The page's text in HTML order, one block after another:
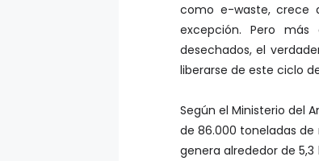
como e-waste, crece
excepción. Pero
desechados, el
liberarse de este ciclo
Según el Ministerio del
de 86.000 toneladas
genera alrededor de